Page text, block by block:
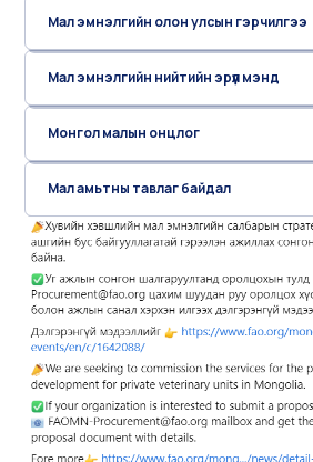
Мал эмнэлгийн олон улсын гэрчилгээ
Мал эмнэлгийн нийтийн эрүүл мэнд
Монгол малын онцлог
Мал амьтны тавлаг байдал